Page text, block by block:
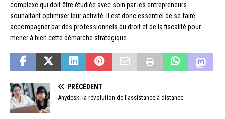
complexe qui doit être étudiée avec soin par les entrepreneurs
souhaitant optimiser leur activité. Il est donc essentiel de se faire
accompagner par des professionnels du droit et de la fiscalité pour
mener à bien cette démarche stratégique.
PRÉCÉDENT
Anydesk: la révolution de l’assistance à distance